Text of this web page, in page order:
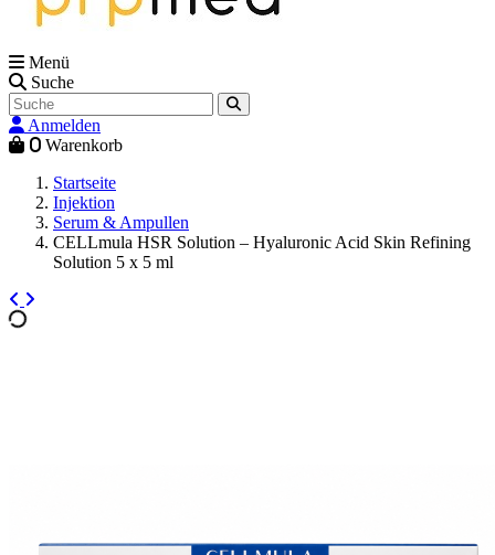
Menü
Suche
Anmelden
0 Warenkorb
Startseite
Injektion
Serum & Ampullen
CELLmula HSR Solution – Hyaluronic Acid Skin Refining
Solution 5 x 5 ml